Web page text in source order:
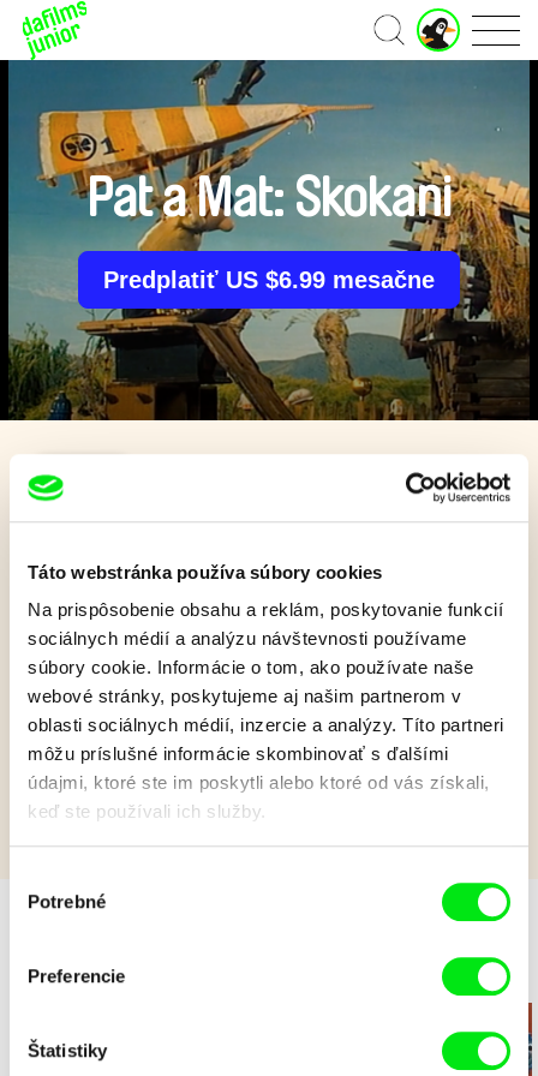
Táto webstránka používa súbory cookies
Na prispôsobenie obsahu a reklám, poskytovanie funkcií
sociálnych médií a analýzu návštevnosti používame
súbory cookie. Informácie o tom, ako používate naše
webové stránky, poskytujeme aj našim partnerom v
oblasti sociálnych médií, inzercie a analýzy. Títo partneri
môžu príslušné informácie skombinovať s ďalšími
údajmi, ktoré ste im poskytli alebo ktoré od vás získali,
keď ste používali ich služby.
súhlasu
Potrebné
Preferencie
Štatistiky
Domov
J
u
ú
č
e
t
Pat a Mat: Skokani
Predplatiť US $6.99 mesačne
Pat a Mat: Skokani
Pat a Mat postavia rogalo a použijú všetky možné aj nemožné
prostriedky k tomu, aby vzlietli.
Zobraziť viac
Večerníčky